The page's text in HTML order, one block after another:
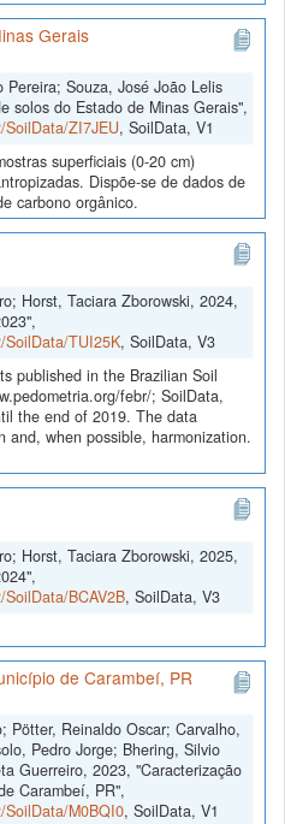
Gerais
Pereira; Souza, José João Lelis
solos do Estado de Minas Gerais",
ZI7JEU, SoilData, V1
superficiais (0-20 cm)
Dispõe-se de dados de
carbono orgânico.
Horst, Taciara Zborowski, 2024,
TUI25K, SoilData, V3
published in the Brazilian Soil
febr/; SoilData,
the end of 2019. The data
and, when possible, harmonization.
Horst, Taciara Zborowski, 2025,
BCAV2B, SoilData, V3
de Carambeí, PR
Pötter, Reinaldo Oscar; Carvalho,
Pedro Jorge; Bhering, Silvio
Guerreiro, 2023, "Caracterização
Carambeí, PR",
M0BQI0, SoilData, V1